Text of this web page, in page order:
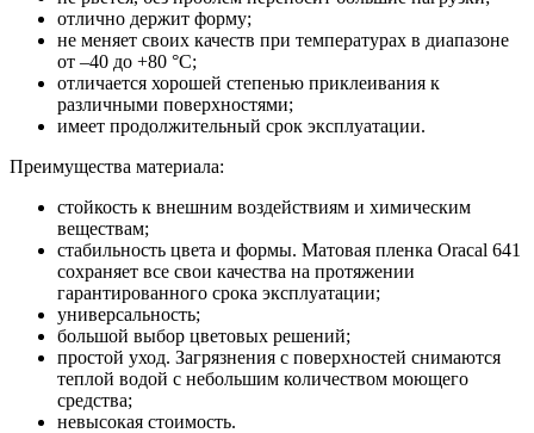
отлично держит форму;
не меняет своих качеств при температурах в диапазоне
от –40 до +80 °С;
отличается хорошей степенью приклеивания к
различными поверхностями;
имеет продолжительный срок эксплуатации.
Преимущества материала:
стойкость к внешним воздействиям и химическим
веществам;
стабильность цвета и формы. Матовая пленка Oracal 641
сохраняет все свои качества на протяжении
гарантированного срока эксплуатации;
универсальность;
большой выбор цветовых решений;
простой уход. Загрязнения с поверхностей снимаются
теплой водой с небольшим количеством моющего
средства;
невысокая стоимость.